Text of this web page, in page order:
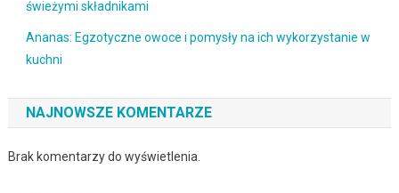
świeżymi składnikami
Ananas: Egzotyczne owoce i pomysły na ich wykorzystanie w
kuchni
NAJNOWSZE KOMENTARZE
Brak komentarzy do wyświetlenia.